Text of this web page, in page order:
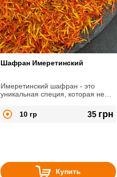
Шафран Имеретинский
Имеретинский шафран - это
уникальная специя, которая не
к практически любому блюду,
придаст ему изумительных
10 гр 35 грн
Купить